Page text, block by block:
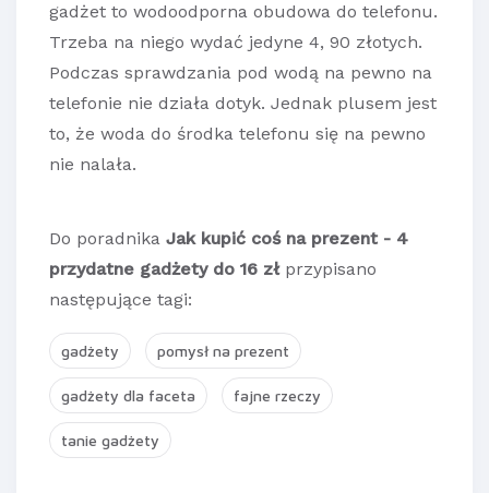
gadżet to wodoodporna obudowa do telefonu.
Trzeba na niego wydać jedyne 4, 90 złotych.
Podczas sprawdzania pod wodą na pewno na
telefonie nie działa dotyk. Jednak plusem jest
to, że woda do środka telefonu się na pewno
nie nalała.
Do poradnika Jak kupić coś na prezent - 4
przydatne gadżety do 16 złprzypisano
następujące tagi:
gadżety pomysł na prezent
gadżety dla faceta fajne rzeczy
tanie gadżety